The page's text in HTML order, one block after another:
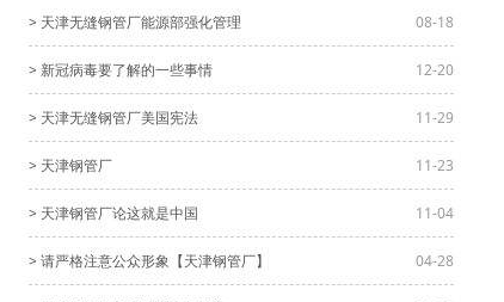
> 天津无缝钢管厂能源部强化管理 08-18
> 新冠病毒要了解的一些事情 12-20
> 天津无缝钢管厂美国宪法 11-29
> 天津钢管厂 11-23
> 天津钢管厂论这就是中国 11-04
> 请严格注意公众形象【天津钢管厂】 04-28